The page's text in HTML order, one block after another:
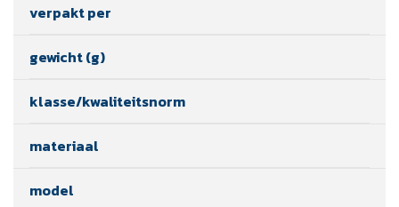
verpakt per
gewicht (g)
klasse/kwaliteitsnorm
materiaal
model